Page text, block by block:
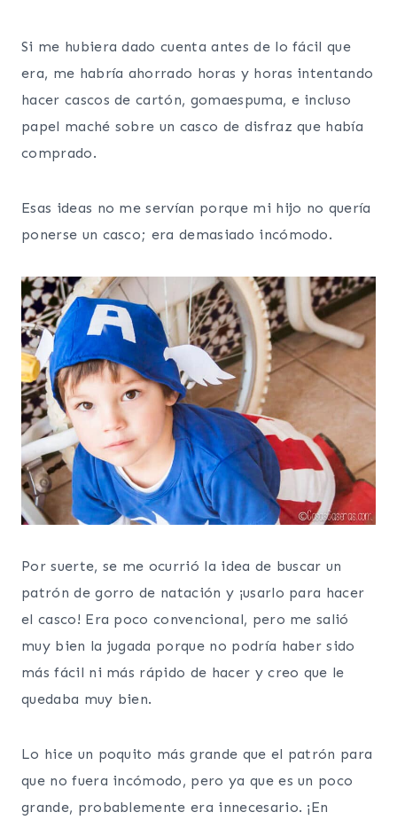
Si me hubiera dado cuenta antes de lo fácil que
era, me habría ahorrado horas y horas intentando
hacer cascos de cartón, gomaespuma, e incluso
papel maché sobre un casco de disfraz que había
comprado.
Esas ideas no me servían porque mi hijo no quería
ponerse un casco; era demasiado incómodo.
Por suerte, se me ocurrió la idea de buscar un
patrón de gorro de natación y ¡usarlo para hacer
el casco! Era poco convencional, pero me salió
muy bien la jugada porque no podría haber sido
más fácil ni más rápido de hacer y creo que le
quedaba muy bien.
Lo hice un poquito más grande que el patrón para
que no fuera incómodo, pero ya que es un poco
grande, probablemente era innecesario. ¡En